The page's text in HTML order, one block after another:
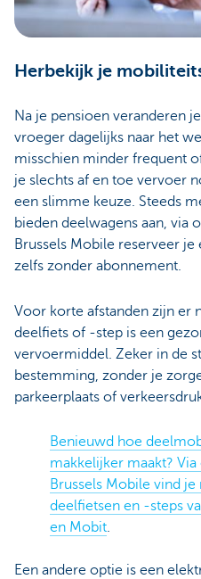
Herbekijk je
Na je pensioen veranderen
vroeger dagelijks naar het
misschien minder frequent
je slechts af en toe vervoer
een slimme keuze. Steeds
bieden deelwagens aan, via
Brussels Mobile reserveer
zelfs zonder abonnement.
Voor korte afstanden zijn er
deelfiets of -step is een
vervoermiddel. Zeker in de
bestemming, zonder je
parkeerplaats of
Benieuwd hoe
makkelijker maakt?
Brussels Mobile vind
deelfietsen en -steps
en Mobit.
Een andere optie is een